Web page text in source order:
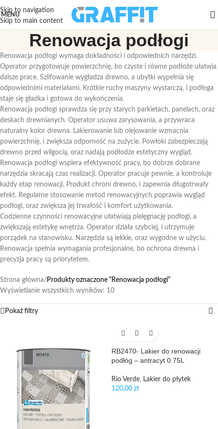
Skip to navigation
Skip to main content
MENU
Renowacja podłogi
Renowacja podłogi wymaga dokładności i odpowiednich narzędzi.
Operator przygotowuje powierzchnię, bo czyste i równe podłoże ułatwia
dalsze prace. Szlifowanie wygładza drewno, a ubytki wypełnia się
odpowiednimi materiałami. Krótkie ruchy maszyny wystarczą, i podłoga
staje się gładka i gotowa do wykończenia.
Renowacja podłogi sprawdza się przy starych parkietach, panelach, oraz
deskach drewnianych. Operator usuwa zarysowania, a przywraca
naturalny kolor drewna. Lakierowanie lub olejowanie wzmacnia
powierzchnię, i zwiększa odporność na zużycie. Powłoki zabezpieczają
drewno przed wilgocią, oraz nadają podłodze estetyczny wygląd.
Renowacja podłogi wspiera efektywność pracy, bo dobrze dobrane
narzędzia skracają czas realizacji. Operator pracuje pewnie, a kontroluje
każdy etap renowacji. Produkt chroni drewno, i zapewnia długotrwały
efekt. Regularne stosowanie metod renowacyjnych poprawia wygląd
podłogi, oraz zwiększa jej trwałość i komfort użytkowania.
Codzienne czynności renowacyjne ułatwiają pielęgnację podłogi, a
zwiększają estetykę wnętrza. Operator działa szybciej, i utrzymuje
porządek na stanowisku. Narzędzia są lekkie, oraz wygodne w użyciu.
Renowacja spełnia wymagania profesjonalne, bo ochrona drewna i
precyzja pracy są priorytetem.
Strona główna/ Produkty oznaczone “Renowacja podłogi”
Wyświetlanie wszystkich wyników: 10
Pokaż filtry
RB2470- Lakier do renowacji
podłóg – antracyt 0.75L
Rio Verde, Lakier do płytek
120,00 zł